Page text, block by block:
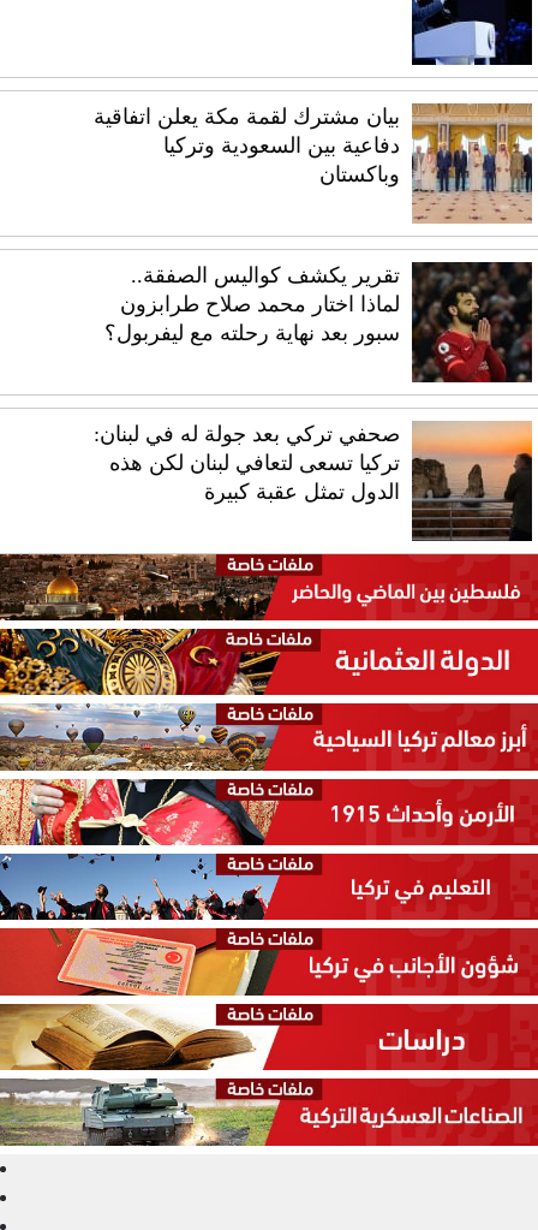
بيان مشترك لقمة مكة يعلن اتفاقية
دفاعية بين السعودية وتركيا
وباكستان
تقرير يكشف كواليس الصفقة..
لماذا اختار محمد صلاح طرابزون
سبور بعد نهاية رحلته مع ليفربول؟
صحفي تركي بعد جولة له في لبنان:
تركيا تسعى لتعافي لبنان لكن هذه
الدول تمثل عقبة كبيرة